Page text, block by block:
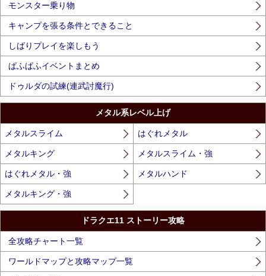
モンスター乗り物
キャンプを張る条件とできること
しばりプレイを楽しもう
ぱふぱふイベントまとめ
ドゥルダの試練(連武討魔行)
メタル系レベル上げ
メタルスライム はぐれメタル
メタルキング メタルスライム・強
はぐれメタル・強 メタルハンド
メタルキング・強
ドラクエ11 ストーリー攻略
全攻略チャート一覧
ワールドマップと攻略マップ一覧